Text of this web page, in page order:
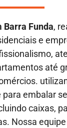
Barra Funda,
e
até
para embalar
caixas,
Nossa